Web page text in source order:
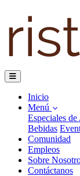
Inicio
Menú
Especiales
Bebidas
Comunidad
Empleos
Sobre
Contáctanos